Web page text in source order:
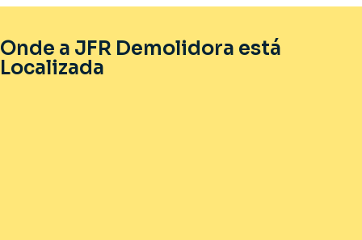
Onde a JFR Demolidora está
Localizada